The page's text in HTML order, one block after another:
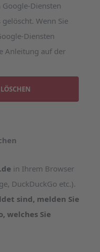
Diensten
Wenn Sie
Diensten
Anleitung auf der
in Ihrem Browser
DuckDuckGo etc.).
sind, melden Sie
welches Sie